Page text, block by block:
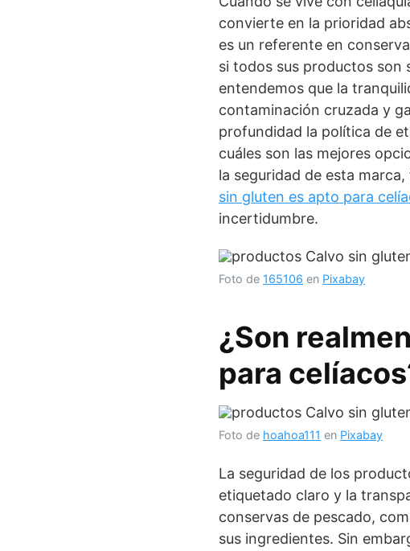
convierte en la prioridad
es un referente en
si todos sus productos son
entendemos que la
contaminación cruzada y
profundidad la política de
cuáles son las mejores
la seguridad de esta
sin gluten es apto para
incertidumbre.
Foto de 165106 en Pixabay
¿Son
para
Foto de hoahoa111 en Pixabay
La seguridad de los
etiquetado claro y la
conservas de pescado,
sus ingredientes. Sin